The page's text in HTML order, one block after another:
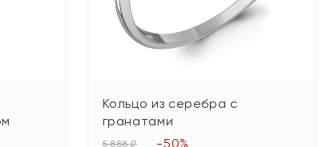
Кольцо из серебра с
гранатами
5 888 ₽ -50%